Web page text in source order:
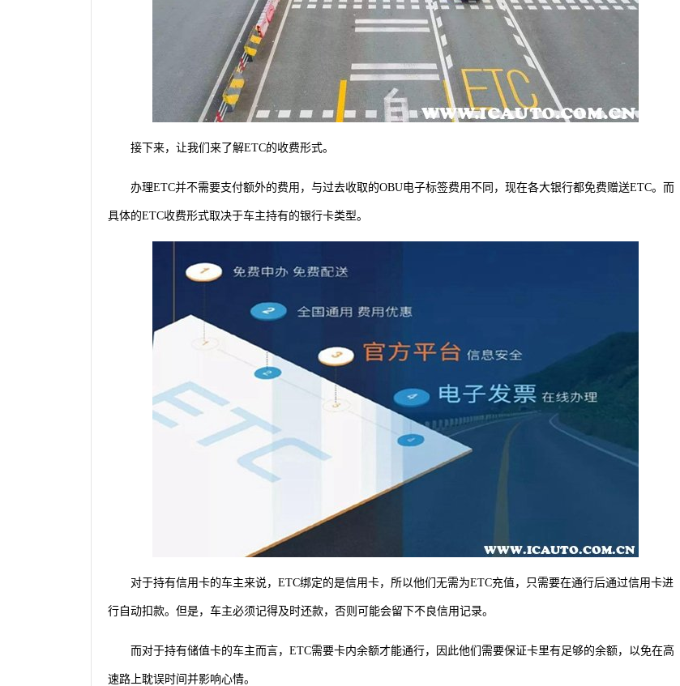
接下来，让我们来了解ETC的收费形式。
办理ETC并不需要支付额外的费用，与过去收取的OBU电子标签费用不同，现在各大银行都免费赠送ETC。而
具体的ETC收费形式取决于车主持有的银行卡类型。
对于持有信用卡的车主来说，ETC绑定的是信用卡，所以他们无需为ETC充值，只需要在通行后通过信用卡进
行自动扣款。但是，车主必须记得及时还款，否则可能会留下不良信用记录。
而对于持有储值卡的车主而言，ETC需要卡内余额才能通行，因此他们需要保证卡里有足够的余额，以免在高
速路上耽误时间并影响心情。